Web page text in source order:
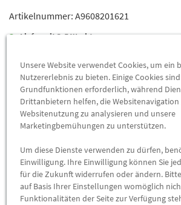
Artikelnummer: A9608201621
Lieferzeit3-5 Werktage
Lieferung
Preis inkl.19%MwSt.
Versandkostenfrei
Abholung
Preis inkl.19%MwSt.
Abholbar andiesen Standorten
-
Unsere Website verwendet Cookies, um ein
Nutzererlebnis zu bieten. Einige Cookies
Grundfunktionen erforderlich, während
Drittanbietern helfen, die Websitenavigation
Websitenutzung zu analysieren und unsere
Marketingbemühungen zu unterstützen.
Um diese Dienste verwenden zu dürfen,
Einwilligung. Ihre Einwilligung können Sie
für die Zukunft widerrufen oder ändern.
auf Basis Ihrer Einstellungen womöglich
Funktionalitäten der Seite zur Verfügung